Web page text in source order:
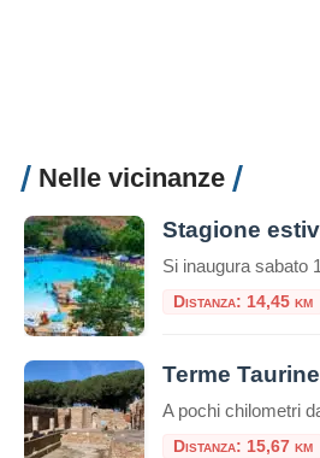
Nelle vicinanze
Distanza: 14,45 km
Terme Taurine
Distanza: 15,67 km